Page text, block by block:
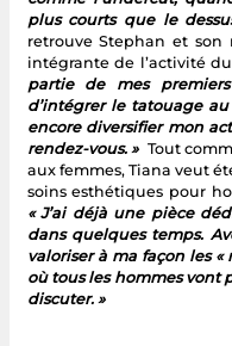
plus courts que le
retrouve Stephan et
intégrante de l’activité
partie de mes
d’intégrer le tatouage
encore diversifier mon
rendez-vous. »Tout
aux femmes, Tiana veut
soins esthétiques pour
« J’ai déjà une pièce
dans quelques temps.
valoriser à ma façon les
où tous les hommes vont
discuter. »